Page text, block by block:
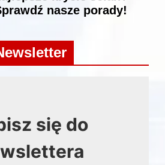
nasze porady!
się do